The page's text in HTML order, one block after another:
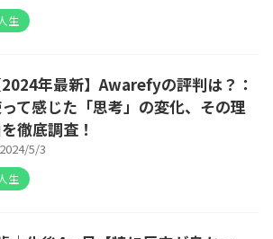
人生
2024年最新】Awarefyの評判は？：
て感じた「思考」の変化、その理
徹底調査！
2024/5/3
人生